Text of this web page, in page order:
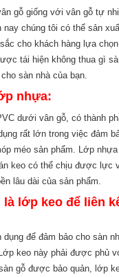
gỗ giống với vân gỗ tự
nay chúng tôi có thể sản
cho khách hàng lựa
tái hiện không thua gì
sàn nhà của bạn.
nhựa:
dưới vân gỗ, có thành
rất lớn trong việc đảm
méo sản phẩm. Lớp
keo có thể chịu được lực
lâu dài của sản phẩm.
lớp keo để liên
để đảm bảo cho sàn
keo này phải được phủ
gỗ được bảo quản, lớp